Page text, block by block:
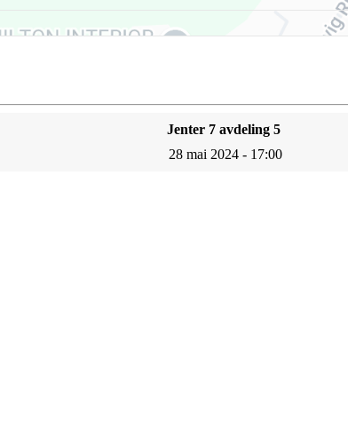
Jenter 7 avdeling 5
28 mai 2024 - 17:00